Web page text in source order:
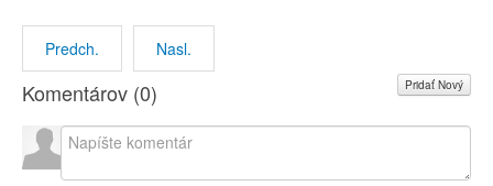
Predch. Nasl.
Komentárov (0) Pridať Nový